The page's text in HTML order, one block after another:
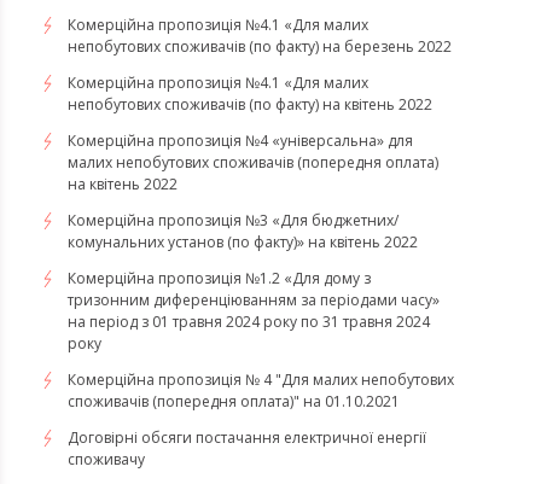
​​​​​​​Комерційна пропозиція №4.1 «Для малих
непобутових споживачів (по факту) на березень 2022
Комерційна пропозиція №4.1 «Для малих
непобутових споживачів (по факту) на квітень 2022
​​​​​​​Комерційна пропозиція №4 «універсальна» для
малих непобутових споживачів (попередня оплата)
на квітень 2022
Комерційна пропозиція №3 «Для бюджетних/
комунальних установ (по факту)» на квітень 2022
Комерційна пропозиція №1.2 «Для дому з
тризонним диференціюванням за періодами часу»
на період з 01 травня 2024 року по 31 травня 2024
року
Комерційна пропозиція № 4 "Для малих непобутових
споживачів (попередня оплата)" на 01.10.2021
Договірні обсяги постачання електричної енергії
споживачу